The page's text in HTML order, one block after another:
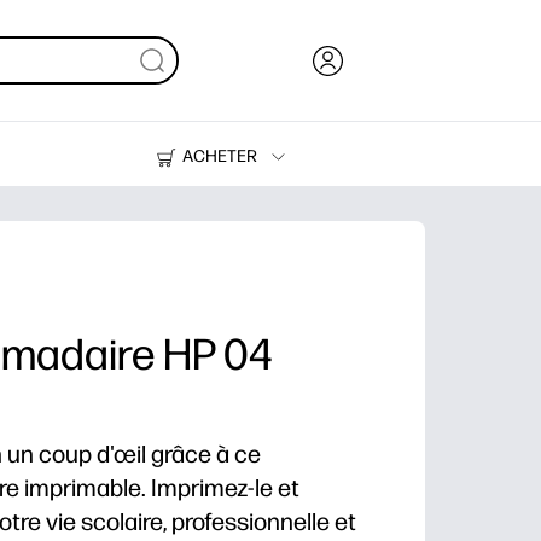
ACHETER
Imprimantes
HP 04
un coup d'œil grâce à ce
imprimable. Imprimez-le et
vie scolaire, professionnelle et